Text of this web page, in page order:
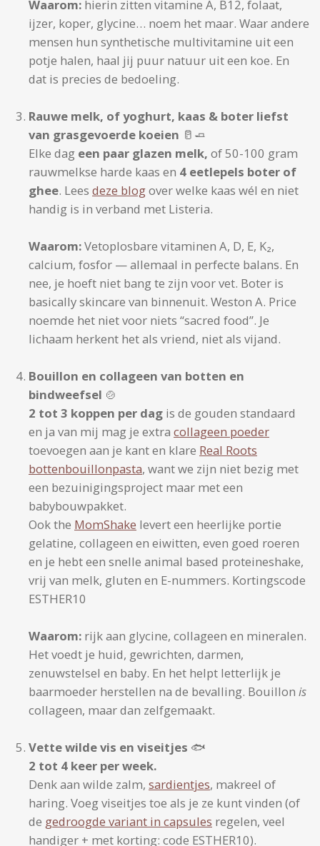
Waarom: hierin zitten vitamine A, B12, folaat,
ijzer, koper, glycine… noem het maar. Waar andere
mensen hun synthetische multivitamine uit een
potje halen, haal jij puur natuur uit een koe. En
dat is precies de bedoeling.
Rauwe melk, of yoghurt, kaas & boter liefst
van grasgevoerde koeien 🥛🧈
Elke dag een paar glazen melk, of 50-100 gram
rauwmelkse harde kaas en 4 eetlepels boter of
ghee. Lees deze blogover welke kaas wél en niet
handig is in verband met Listeria.
Waarom:Vetoplosbare vitaminen A, D, E, K₂,
calcium, fosfor — allemaal in perfecte balans. En
nee, je hoeft niet bang te zijn voor vet. Boter is
basically skincare van binnenuit. Weston A. Price
noemde het niet voor niets “sacred food”. Je
lichaam herkent het als vriend, niet als vijand.
Bouillon en collageen van botten en
bindweefsel 🍲
2 tot 3 koppen per dag is de gouden standaard
en ja van mij mag je extra collageen poeder
toevoegen aan je kant en klare Real Roots
bottenbouillonpasta, want we zijn niet bezig met
een bezuinigingsproject maar met een
babybouwpakket.
Ook the MomShake levert een heerlijke portie
gelatine, collageen en eiwitten, even goed roeren
en je hebt een snelle animal based proteineshake,
vrij van melk, gluten en E-nummers. Kortingscode
ESTHER10
Waarom: rijk aan glycine, collageen en mineralen.
Het voedt je huid, gewrichten, darmen,
zenuwstelsel en baby. En het helpt letterlijk je
baarmoeder herstellen na de bevalling. Bouillon is
collageen, maar dan zelfgemaakt.
Vette wilde vis en viseitjes 🐟
2 tot 4 keer per week.
Denk aan wilde zalm, sardientjes, makreel of
haring. Voeg viseitjes toe als je ze kunt vinden (of
de gedroogde variant in capsules regelen, veel
handiger + met korting: code ESTHER10).